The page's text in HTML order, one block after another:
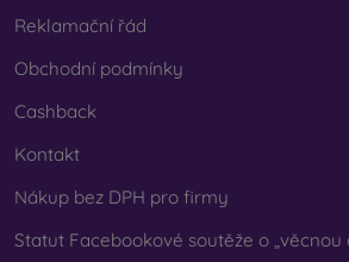
Reklamační řád
Obchodní podmínky
Cashback
Kontakt
Nákup bez DPH pro firmy
Statut Facebookové soutěže o „věcnou